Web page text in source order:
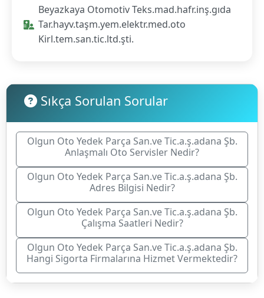
Beyazkaya Otomotiv Teks.mad.hafr.inş.gıda
Tar.hayv.taşm.yem.elektr.med.oto
Kirl.tem.san.tic.ltd.şti.
Sıkça Sorulan Sorular
Olgun Oto Yedek Parça San.ve Tic.a.ş.adana Şb.
Anlaşmalı Oto Servisler Nedir?
Olgun Oto Yedek Parça San.ve Tic.a.ş.adana Şb.
Adres Bilgisi Nedir?
Olgun Oto Yedek Parça San.ve Tic.a.ş.adana Şb.
Çalışma Saatleri Nedir?
Olgun Oto Yedek Parça San.ve Tic.a.ş.adana Şb.
Hangi Sigorta Firmalarına Hizmet Vermektedir?